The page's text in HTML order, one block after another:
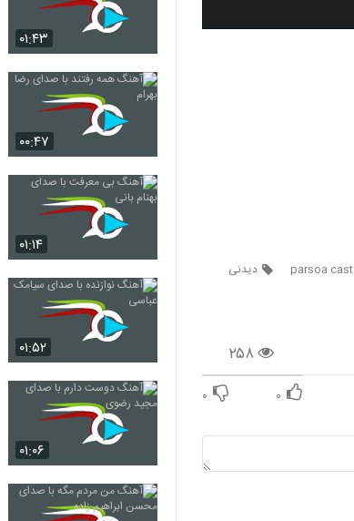
parsoa cast
دیدنی
۲۵۸
۰ ۰
۰۱:۴۳
۰۰:۴۷
۰۱:۱۴
۰۱:۵۲
۰۱:۰۶